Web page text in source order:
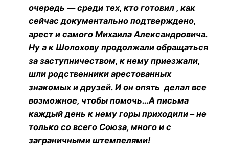
очередь — среди тех, кто готовил , как
сейчас документально подтверждено,
арест и самого Михаила Александровича.
Ну а к Шолохову продолжали обращаться
за заступничеством, к нему приезжали,
шли родственники арестованных
знакомых и друзей. И он опять делал все
возможное, чтобы помочь…А письма
каждый день к нему горы приходили – не
только со всего Союза, много и с
заграничными штемпелями!